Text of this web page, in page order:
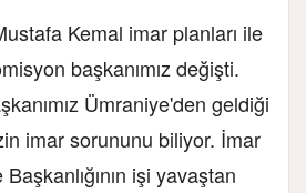
Kemal imar planları ile
başkanımız değişti.
Ümraniye'den geldiği
imar sorununu biliyor. İmar
işi yavaştan